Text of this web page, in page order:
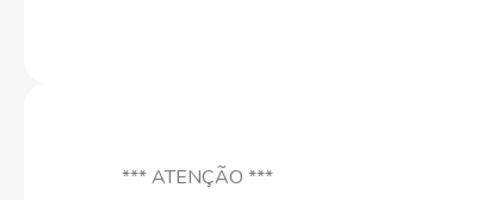
*** ATENÇÃO ***